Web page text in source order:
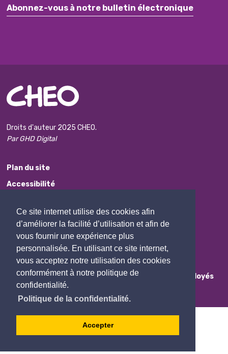
Ce site internet utilise des cookies afin
d’améliorer la facilité d’utilisation et afin de
vous fournir une expérience plus
personnalisée. En utilisant ce site internet,
vous acceptez notre utilisation des cookies
conformément à notre politique de
confidentialité.
Politique de la confidentialité.
Accepter
Abonnez-vous à notre bulletin électronique
Droits d'auteur 2025 CHEO.
Par GHD Digital
Plan du site
Accessibilité
Protection des renseignements personnels
Commentaires
Contactez Nous
Employés